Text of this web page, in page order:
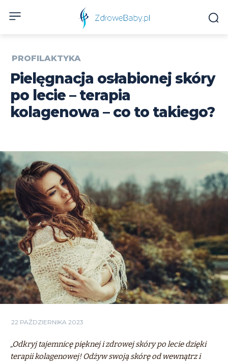
PROFILAKTYKA
Pielęgnacja osłabionej skóry
po lecie – terapia
kolagenowa – co to takiego?
22 PAŹDZIERNIKA 2023
„Odkryj tajemnicę pięknej i zdrowej skóry po lecie dzięki
terapii kolagenowej! Odżyw swoją skórę od wewnątrz i